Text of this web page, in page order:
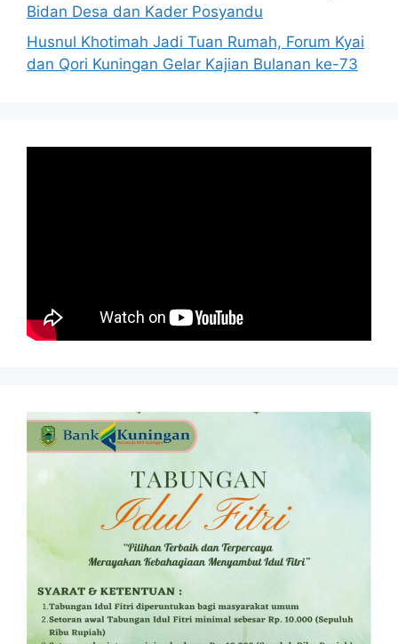
Bidan Desa dan Kader Posyandu
Husnul Khotimah Jadi Tuan Rumah, Forum Kyai
dan Qori Kuningan Gelar Kajian Bulanan ke-73